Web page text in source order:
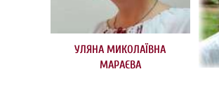
УЛЯНА МИКОЛАЇВНА
МАРАЄВА